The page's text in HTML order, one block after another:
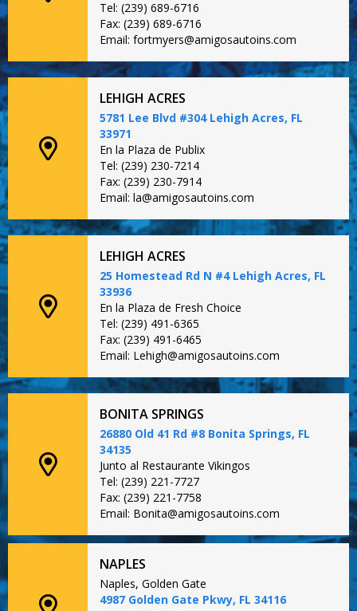
Tel: (239) 689-6716
Fax: (239) 689-6716
Email: fortmyers@amigosautoins.com
LEHIGH ACRES
5781 Lee Blvd #304 Lehigh Acres, FL
33971
En la Plaza de Publix
Tel: (239) 230-7214
Fax: (239) 230-7914
Email: la@amigosautoins.com
LEHIGH ACRES
25 Homestead Rd N #4 Lehigh Acres, FL
33936
En la Plaza de Fresh Choice
Tel: (239) 491-6365
Fax: (239) 491-6465
Email: Lehigh@amigosautoins.com
BONITA SPRINGS
26880 Old 41 Rd #8 Bonita Springs, FL
34135
Junto al Restaurante Vikingos
Tel: (239) 221-7727
Fax: (239) 221-7758
Email: Bonita@amigosautoins.com
NAPLES
Naples, Golden Gate
4987 Golden Gate Pkwy, FL 34116